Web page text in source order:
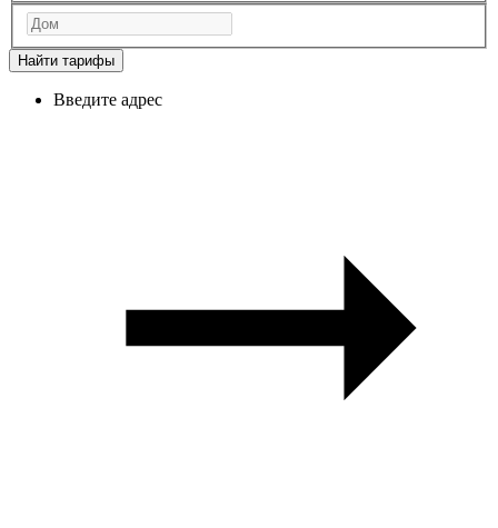
Найти тарифы
Введите адрес